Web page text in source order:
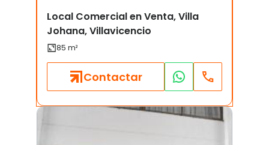
Local Comercial en Venta, Villa
Johana, Villavicencio
Contactar